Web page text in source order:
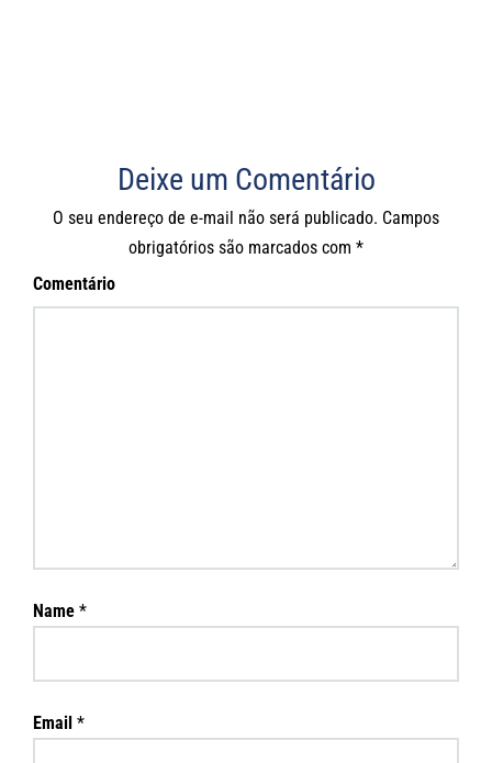
Deixe um Comentário
O seu endereço de e-mail não será publicado. Campos
obrigatórios são marcados com *
Comentário
Name *
Email *